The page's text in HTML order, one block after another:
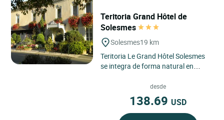
Teritoria Grand Hôtel de
Solesmes
Solesmes19 km
Teritoria Le Grand Hôtel Solesmes
se integra de forma natural en
Sarthe, en el corazón...
desde
138.69 USD